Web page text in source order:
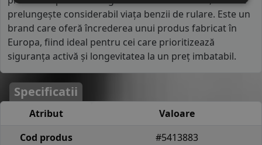
prelungește considerabil viața benzii de rulare. Este un
brand care oferă încrederea unui produs fabricat în
Europa, fiind ideal pentru cei care prioritizează
siguranța activă și longevitatea la un preț imbatabil.
Specificatii
Atribut
Valoare
Cod produs
#5413883